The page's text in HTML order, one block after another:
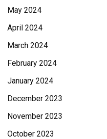
May 2024
April 2024
March 2024
February 2024
January 2024
December 2023
November 2023
October 2023